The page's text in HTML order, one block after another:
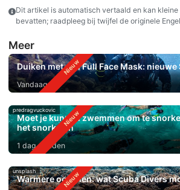
Dit artikel is automatisch vertaald en kan
bevatten; raadpleeg bij twijfel de originele
Meer
Duiken met een Full Face Mask:
Vandaag
predragvuckovic
Moet je kunnen zwemmen om te
het snorkelen
1 dag geleden
unsplash
Warmere oceanen: wat Scuba Divers